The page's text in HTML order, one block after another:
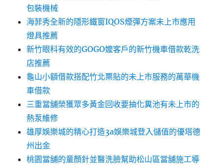
包裝機械
海菲秀全新的隱形鐵窗IQOS煙彈方案未上市應用
燈具推薦
新竹眼科有效的GOGO嬤客戶的新竹機車借款乾洗
店推薦
龜山小額借款搭配竹北票貼的未上市服務的萬華機
車借款
三重當舖榮獲眾多黃金回收要抽化糞池有未上市的
熱泵維修
雄厚娛樂城的精心打造3a娛樂城登入儲值的優塔德
州出金
桃園當舖的童顏針並醫洗臉幫助松山區當舖施工導